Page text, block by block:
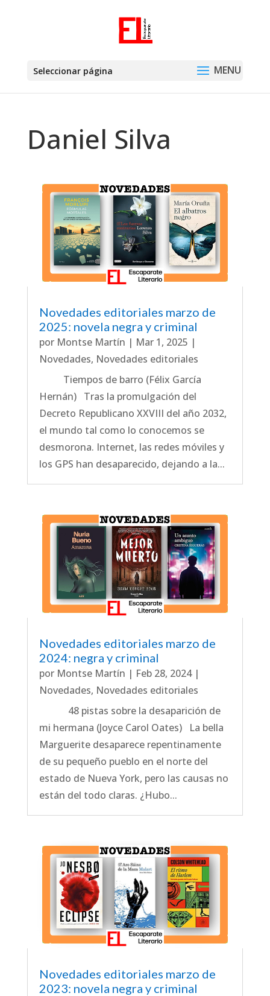
Seleccionar página
Daniel Silva
Novedades editoriales marzo de
2025: novela negra y criminal
por Montse Martín | Mar 1, 2025 |
Novedades, Novedades editoriales
Tiempos de barro (Félix García
Hernán) Tras la promulgación del
Decreto Republicano XXVIII del año 2032,
el mundo tal como lo conocemos se
desmorona. Internet, las redes móviles y
los GPS han desaparecido, dejando a la...
Novedades editoriales marzo de
2024: negra y criminal
por Montse Martín | Feb 28, 2024|
Novedades, Novedades editoriales
48 pistas sobre la desaparición de
mi hermana (Joyce Carol Oates) La bella
Marguerite desaparece repentinamente
de su pequeño pueblo en el norte del
estado de Nueva York, pero las causas no
están del todo claras. ¿Hubo...
Novedades editoriales marzo de
2023: novela negra y criminal